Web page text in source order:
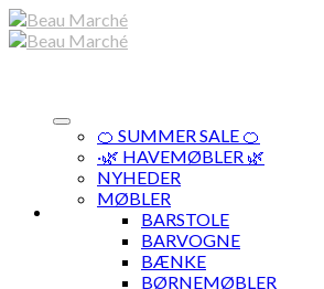
Skip
to
🍊 SUMMER SALE 🍊
·🌿 HAVEMØBLER 🌿
NYHEDER
MØBLER
BARSTOLE
BARVOGNE
BÆNKE
BØRNEMØBLER